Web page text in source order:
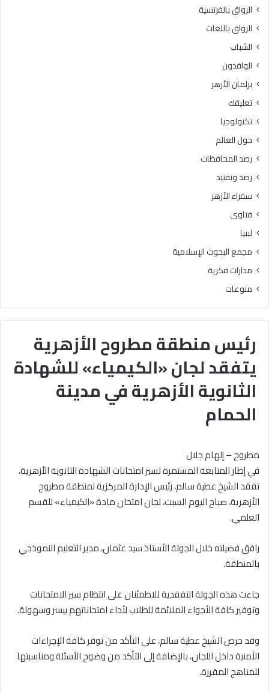
رئيس منطقة مطروح الأزهرية
يتفقد لجان «الكيمياء» للشهادة
الثانوية الأزهرية في مدينة
الحمام
مطروح – إلهام جلال
في إطار المتابعة المستمرة لسير امتحانات الشهادة الثانوية الأزهرية،
تفقد الشيخ عطية سالم، رئيس الإدارة المركزية لمنطقة مطروح
الأزهرية، صباح اليوم السبت، لجان امتحان مادة «الكيمياء» للقسم
العلمي.
رافق فضيلته خلال الجولة الأستاذ سيد عثمان، مدير التعليم النموذجي
بالمنطقة.
جاءت هذه الجولة التفقدية للاطمئنان على انتظام سير الامتحانات
وتوفير كافة الأجواء الملائمة للطلاب لأداء امتحاناتهم بيسر وسهولة.
وقد حرص الشيخ عطية سالم، على التأكد من توفر كافة الإجراءات
الأمنية داخل اللجان، بالإضافة إلى التأكد من وضوح الأسئلة ومناسبتها
للمناهج المقررة.
الرواق بالفرنسية
الرواق باللغات
الشباب
الوافدون
برلمان الأزهر
تعليقك
تكنولوجيا
حول العالم
رصد المحافظات
رصد وتفنيد
سفراء الأزهر
فتاوى
ليبيا
مجمع البحوث الإسلامية
مدارات فكرية
منوعات